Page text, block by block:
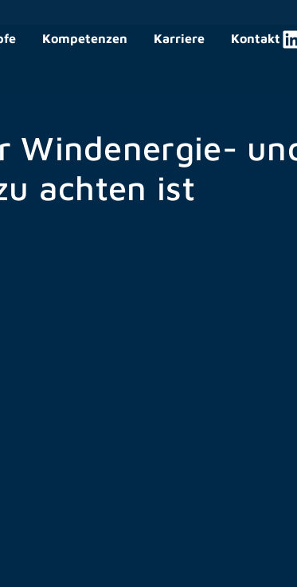
Kompetenzen Karriere Kontakt
Windenergie-
achten ist